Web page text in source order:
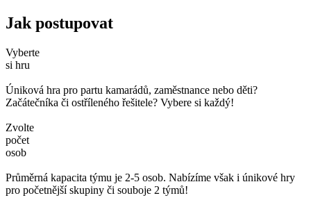
Jak postupovat
Vyberte
si hru
Úniková hra pro partu kamarádů, zaměstnance nebo děti?
Začátečníka či ostříleného řešitele? Vybere si každý!
Zvolte
počet
osob
Průměrná kapacita týmu je 2-5 osob. Nabízíme však i únikové hry
pro početnější skupiny či souboje 2 týmů!